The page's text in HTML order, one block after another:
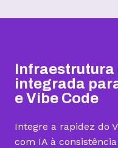
Contratar
Armazenamento
Quantidade de sites
Infraestrutura
integrada
e Vibe Code
Integre a rapidez do
com IA à